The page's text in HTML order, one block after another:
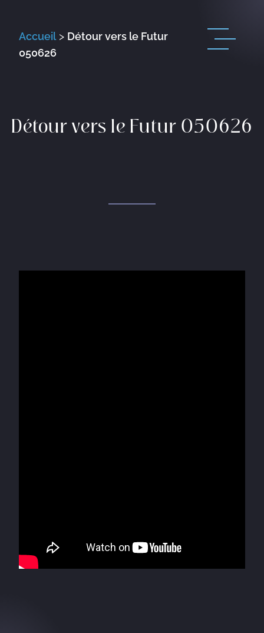
Accueil> Détour vers le Futur
050626
Détour vers le Futur 050626